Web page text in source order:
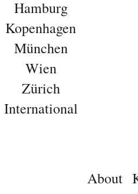
Hamburg
Kopenhagen
München
Wien
Zürich
International
About